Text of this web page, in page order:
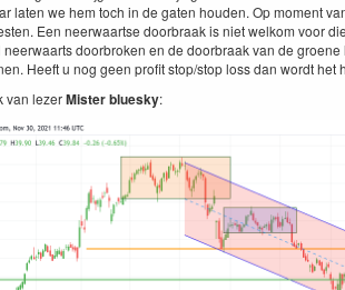
lat­en we hem toch in de gat­en houden. Op moment
Een neer­waartse door­braak is niet welkom voor
door­bro­ken en de door­braak van de
Heeft u nog geen prof­it stop/​stop loss dan wordt het
van lez­erMis­ter bluesky: